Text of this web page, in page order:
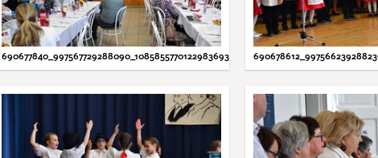
690677840_997567729288090_1085855770122983693_N.JPG